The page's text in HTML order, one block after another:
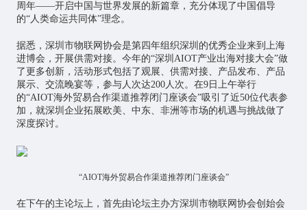
周年——开启中国与世界发展的新篇章，充分体现了中国倡导
的“人类命运共同体”理念。
据悉，深圳市物联网协会是第四年组织深圳的优秀企业来到上海
进博会，开展供需对接。今年的“深圳AIOT产业出海对接大会”做
了更多创新，活动形式包括了观展、供需对接、产品发布、产品
展示、交流晚宴等，参与人次达200人次。在9日上午举行
的“AIOT海外贸易合作渠道推荐闭门座谈会”吸引了近50位代表参
加，就深圳企业拓展欧美、中东、非洲等市场的机遇与挑战做了
深度探讨。
“AIOT海外贸易合作渠道推荐闭门座谈会”
在下午的主论坛上，首先由论坛主办方深圳市物联网协会创始会